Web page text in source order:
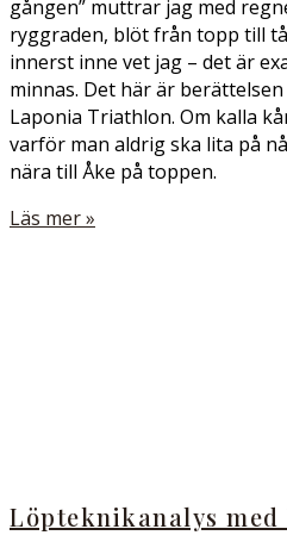
gången” muttrar jag med
ryggraden, blöt från topp till
innerst inne vet jag – det är
minnas. Det här är
Laponia Triathlon. Om kalla
varför man aldrig ska lita på
nära till Åke på toppen.
Läs mer »
Löpteknikanalys